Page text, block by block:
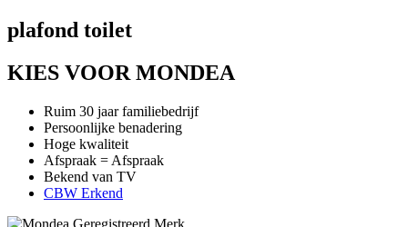
plafond toilet
KIES VOOR MONDEA
Ruim 30 jaar familiebedrijf
Persoonlijke benadering
Hoge kwaliteit
Afspraak = Afspraak
Bekend van TV
CBW Erkend